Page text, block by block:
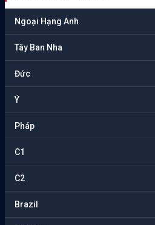
Ngoại Hạng Anh
Tây Ban Nha
Đức
Ý
Pháp
C1
C2
Brazil